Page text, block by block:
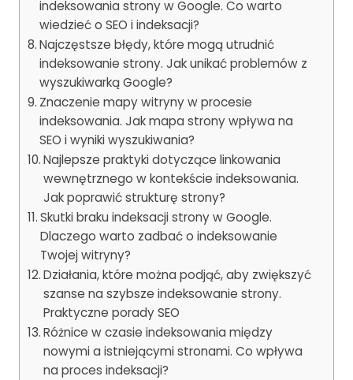
indeksowania strony w Google. Co warto
wiedzieć o SEO i indeksacji?
Najczęstsze błędy, które mogą utrudnić
indeksowanie strony. Jak unikać problemów z
wyszukiwarką Google?
Znaczenie mapy witryny w procesie
indeksowania. Jak mapa strony wpływa na
SEO i wyniki wyszukiwania?
Najlepsze praktyki dotyczące linkowania
wewnętrznego w kontekście indeksowania.
Jak poprawić strukturę strony?
Skutki braku indeksacji strony w Google.
Dlaczego warto zadbać o indeksowanie
Twojej witryny?
Działania, które można podjąć, aby zwiększyć
szanse na szybsze indeksowanie strony.
Praktyczne porady SEO
Różnice w czasie indeksowania między
nowymi a istniejącymi stronami. Co wpływa
na proces indeksacji?